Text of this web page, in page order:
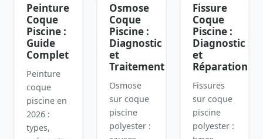
Peinture
Coque
Piscine :
Guide
Complet
Peinture
coque
piscine en
2026 :
types,
Osmose
Coque
Piscine :
Diagnostic
et
Traitement
Osmose
sur coque
piscine
polyester :
Fissure
Coque
Piscine :
Diagnostic
et
Réparation
Fissures
sur coque
piscine
polyester :